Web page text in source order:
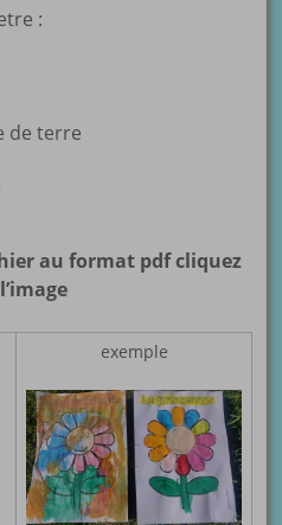
:
de terre
au format pdf cliquez
exemple